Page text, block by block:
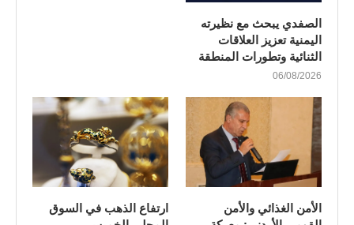
الصفدي يبحث مع نظيرته
اليمنية تعزيز العلاقات
الثنائية وتطورات المنطقة
06/08/2026
الأمن الغذائي والأمن
ارتفاع الذهب في السوق